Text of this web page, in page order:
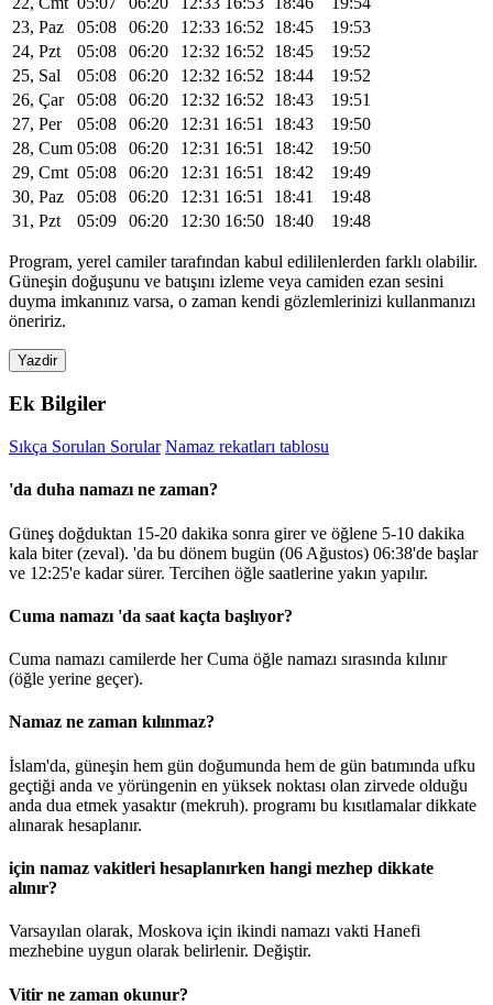
23, Paz
05:08 06:20 12:33 16:52 18:45
19:53
24, Pzt
05:08 06:20 12:32 16:52 18:45
19:52
25, Sal
05:08 06:20 12:32 16:52 18:44
19:52
26, Çar
05:08 06:20 12:32 16:52 18:43
19:51
27, Per
05:08 06:20 12:31 16:51 18:43
19:50
28, Cum 05:08 06:20 12:31 16:51 18:42
19:50
29, Cmt 05:08 06:20 12:31 16:51 18:42
19:49
30, Paz
05:08 06:20 12:31 16:51 18:41
19:48
31, Pzt
05:09 06:20 12:30 16:50 18:40 19:48
Program, yerel camiler tarafından kabul edililenlerden farklı olabilir.
Güneşin doğuşunu ve batışını izleme veya camiden ezan sesini
duyma imkanınız varsa, o zaman kendi gözlemlerinizi kullanmanızı
öneririz.
Yazdir
Ek Bilgiler
Sıkça Sorulan Sorular Namaz rekatları tablosu
'da duha namazı ne zaman?
Güneş doğduktan 15-20 dakika sonra girer ve öğlene 5-10 dakika
kala biter (zeval). 'da bu dönem bugün (06 Ağustos) 06:38'de başlar
ve 12:25'e kadar sürer. Tercihen öğle saatlerine yakın yapılır.
Cuma namazı 'da saat kaçta başlıyor?
Cuma namazı camilerde her Cuma öğle namazı sırasında kılınır
(öğle yerine geçer).
Namaz ne zaman kılınmaz?
İslam'da, güneşin hem gün doğumunda hem de gün batımında ufku
geçtiği anda ve yörüngenin en yüksek noktası olan zirvede olduğu
anda dua etmek yasaktır (mekruh). programı bu kısıtlamalar dikkate
alınarak hesaplanır.
için namaz vakitleri hesaplanırken hangi mezhep dikkate
alınır?
Varsayılan olarak, Moskova için ikindi namazı vakti Hanefi
mezhebine uygun olarak belirlenir. Değiştir.
Vitir ne zaman okunur?